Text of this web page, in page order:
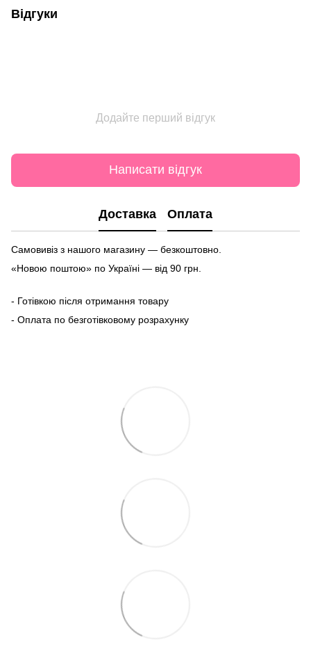
Відгуки
Додайте перший відгук
Написати відгук
Доставка Оплата
Самовивіз з нашого магазину — безкоштовно.
«Новою поштою» по Україні — від 90 грн.
- Готівкою після отримання товару
- Оплата по безготівковому розрахунку